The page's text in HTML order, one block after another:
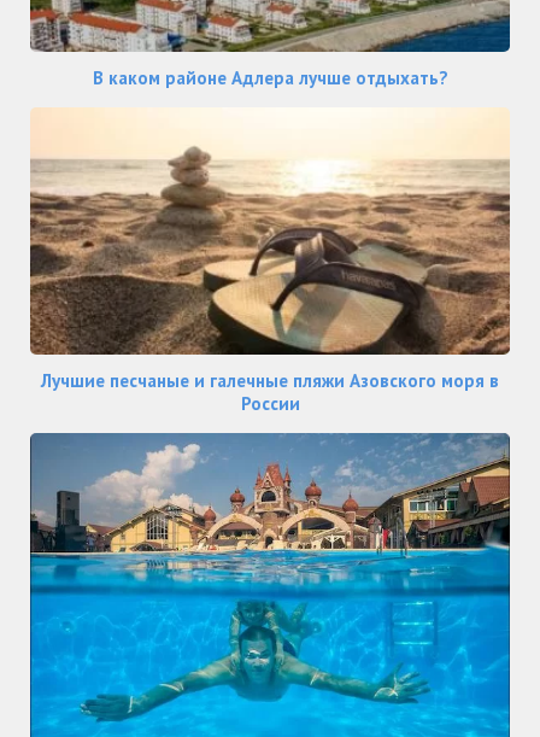
В каком районе Адлера лучше отдыхать?
Лучшие песчаные и галечные пляжи Азовского моря в
России